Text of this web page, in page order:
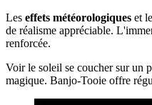
Les effets météorologiques et
de réalisme appréciable.
renforcée.
Voir le soleil se coucher sur un
magique. Banjo-Tooie offre